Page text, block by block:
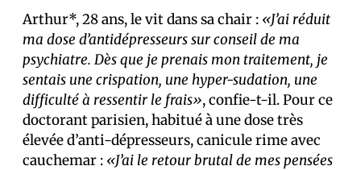
Arthur*, 28 ans, le vit dans sa chair : «J’ai réduit
ma dose d’antidépresseurs sur conseil de ma
psychiatre. Dès que je prenais mon traitement, je
sentais une crispation, une hyper-sudation, une
difficulté à ressentir le frais», confie-t-il. Pour ce
doctorant parisien, habitué à une dose très
élevée d’anti-dépresseurs, canicule rime avec
cauchemar : «J’ai le retour brutal de mes pensées